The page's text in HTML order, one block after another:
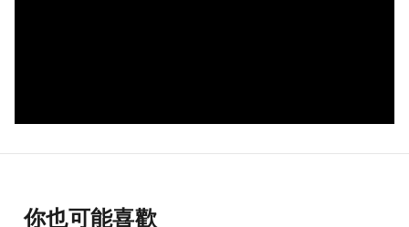
你也可能喜歡